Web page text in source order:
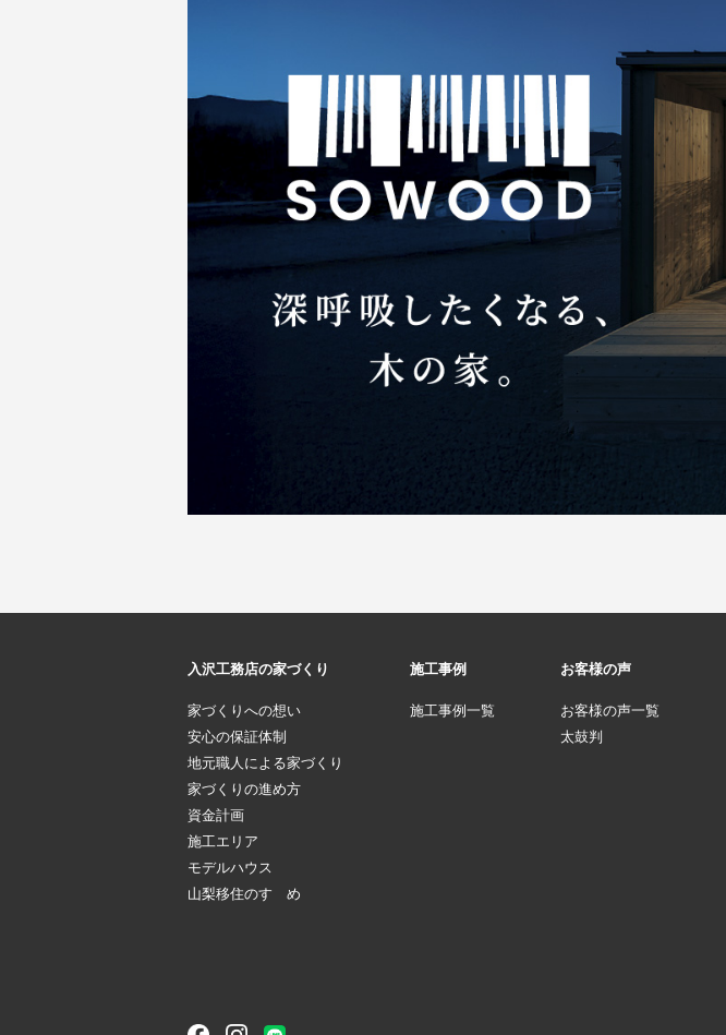
入沢工務店の家づくり
家づくりへの想い
安心の保証体制
地元職人による家づくり
家づくりの進め方
資金計画
施工エリア
モデルハウス
山梨移住のすゝめ
施工事例
施工事例一覧
お客様の声
お客様の声一覧
太鼓判